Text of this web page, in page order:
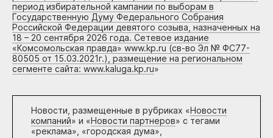
период избирательной кампании по выборам в
Государственную Думу Федерального Собрания
Российской Федерации девятого созыва, назначенных на
18 – 20 сентября 2026 года. Сетевое издание
«Комсомольская правда» www.kp.ru (св-во Эл № ФС77-
80505 от 15.03.2021г.), размещение на региональном
сегменте сайта: www.kaluga.kp.ru»
Новости, размещенные в рубриках «Новости
компаний» и «Новости партнеров» с тегами
«реклама», «городская дума»,